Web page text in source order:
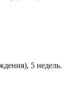
5 недель.